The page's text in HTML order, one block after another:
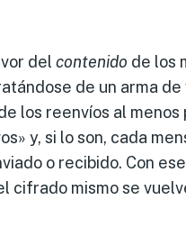
del contenido de los
de un arma de
los reenvíos al menos
y, si lo son, cada
o recibido. Con
cifrado mismo se